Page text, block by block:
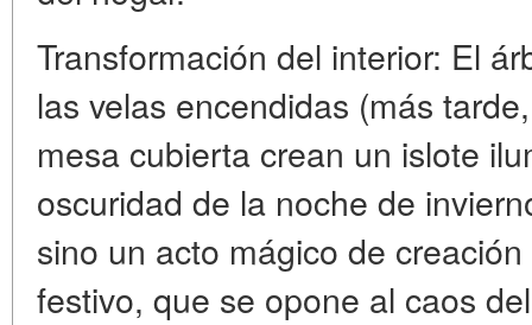
Transformación del interior: El
las velas encendidas (más
mesa cubierta crean un islote
oscuridad de la noche de
sino un acto mágico de
festivo, que se opone al caos